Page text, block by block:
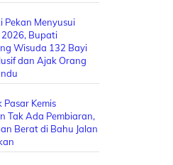
Pekan Menyusui
Bupati
Wisuda 132 Bayi
dan Ajak Orang
Pasar Kemis
Tak Ada Pembiaran,
Berat di Bahu Jalan